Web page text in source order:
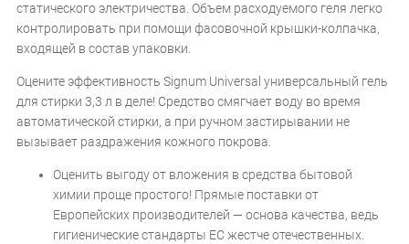
статического электричества. Объем расходуемого геля легко
контролировать при помощи фасовочной крышки-колпачка,
входящей в состав упаковки.
Оцените эффективность Signum Universal универсальный гель
для стирки 3,3 л в деле! Средство смягчает воду во время
автоматической стирки, а при ручном застирывании не
вызывает раздражения кожного покрова.
Оценить выгоду от вложения в средства бытовой
химии проще простого! Прямые поставки от
Европейских производителей — основа качества, ведь
гигиенические стандарты ЕС жестче отечественных.